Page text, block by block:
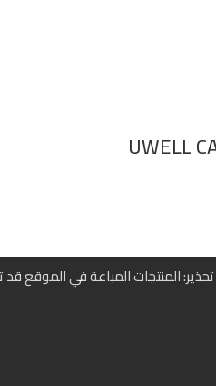
تحذير: المنتجات المباعة في الموقع